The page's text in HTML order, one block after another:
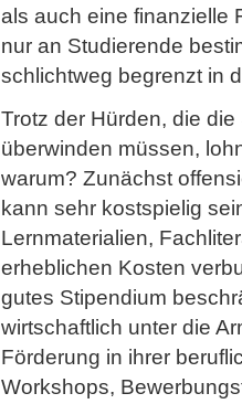
als auch eine finanzielle
nur an Studierende
schlichtweg begrenzt in
Trotz der Hürden, die
überwinden müssen,
warum? Zunächst
kann sehr kostspielig
Lernmaterialien,
erheblichen Kosten
gutes Stipendium
wirtschaftlich unter die
Förderung in ihrer
Workshops,